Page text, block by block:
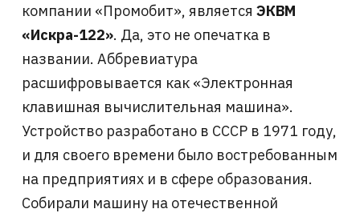
компании «Промобит», является ЭКВМ
«Искра-122». Да, это не опечатка в
названии. Аббревиатура
расшифровывается как «Электронная
клавишная вычислительная машина».
Устройство разработано в СССР в 1971 году,
и для своего времени было востребованным
на предприятиях и в сфере образования.
Собирали машину на отечественной